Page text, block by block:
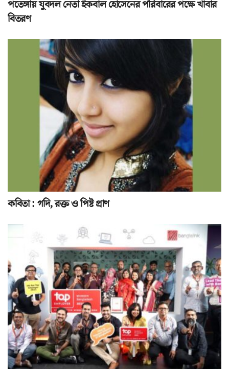
পতেঙ্গায় যুবদল নেতা ইকবাল হোসেনের পরিবারের পক্ষে খাবার
বিতরণ
কবিতা : গদি, রক্ত ও পিষ্ট প্রাণ